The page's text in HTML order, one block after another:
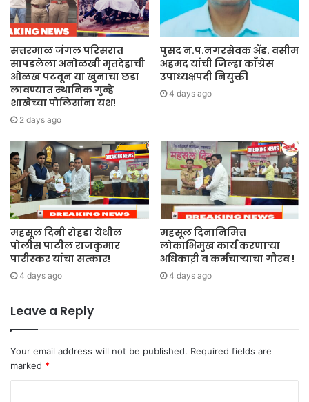
सत्तरमाळ जंगल परिसरात
सापडलेला अनोळखी मृतदेहाची
ओळख पटवून या खुनाचा छडा
लावण्यात स्थानिक गुन्हे
शाखेच्या पोलिसांना यश!
2 days ago
पुसद न.प.नगरसेवक ॲड. वसीम
अहमद यांची जिल्हा काँग्रेस
उपाध्यक्षपदी नियुक्ती
4 days ago
महसूल दिनी रोहडा येथील
पोलीस पाटील राजकुमार
पारीस्कर यांचा सत्कार!
4 days ago
महसूल दिनानिमित्त
लोकाभिमुख कार्य करणाऱ्या
अधिकाऱी व कर्मचाऱ्याचा गौरव !
4 days ago
Leave a Reply
Your email address will not be published. Required fields are
marked *